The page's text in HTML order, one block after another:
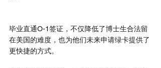
毕业直通O-1签证，不仅降低了博士生合法留
在美国的难度，也为他们未来申请绿卡提供了
更快捷的方式。